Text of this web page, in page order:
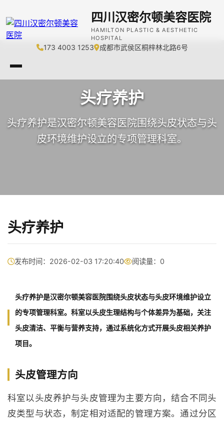
四川汉密尔顿美容医院
HAMILTON PLASTIC & AESTHETIC
HOSPITAL
173 4003 1253 成都市武侯区桐梓林北路6号
头疗养护
头疗养护是汉密尔顿美容医院围绕头皮状态与头
皮环境维护设立的专项管理科室。
头疗养护
发布时间：2026-02-03 17:20:40 阅读量： 0
头疗养护是汉密尔顿美容医院围绕头皮状态与头皮环境维护设立
的专项管理科室。科室以头皮生理结构与个体差异为基础，关注
头皮清洁、平衡与营养支持，通过系统化方式开展头皮相关养护
项目。
头皮管理方向
科室以头皮养护与头皮管理为主要方向，结合不同头
皮类型与状态，制定相对适配的管理方案。通过分区